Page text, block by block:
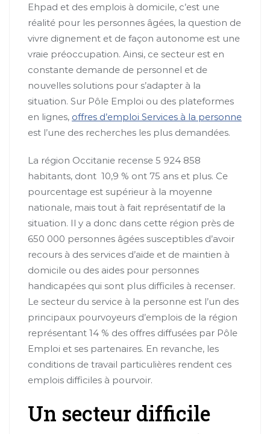
Ehpad et des emplois à domicile, c’est une
réalité pour les personnes âgées, la question de
vivre dignement et de façon autonome est une
vraie préoccupation. Ainsi, ce secteur est en
constante demande de personnel et de
nouvelles solutions pour s’adapter à la
situation. Sur Pôle Emploi ou des plateformes
en lignes, offres d’emploi Services à la personne
est l’une des recherches les plus demandées.
La région Occitanie recense 5 924 858
habitants, dont 10,9 % ont 75 ans et plus. Ce
pourcentage est supérieur à la moyenne
nationale, mais tout à fait représentatif de la
situation. Il y a donc dans cette région près de
650 000 personnes âgées susceptibles d’avoir
recours à des services d’aide et de maintien à
domicile ou des aides pour personnes
handicapées qui sont plus difficiles à recenser.
Le secteur du service à la personne est l’un des
principaux pourvoyeurs d’emplois de la région
représentant 14 % des offres diffusées par Pôle
Emploi et ses partenaires. En revanche, les
conditions de travail particulières rendent ces
emplois difficiles à pourvoir.
Un secteur difficile